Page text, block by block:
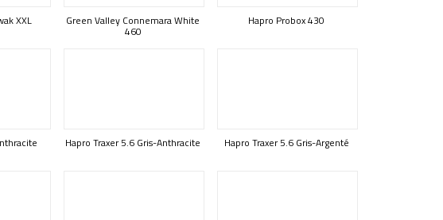
XXL Green Valley Connemara White
460
Hapro Probox 430
Hapro Traxer 5.6 Gris-Anthracite Hapro Traxer 5.6 Gris-Argenté